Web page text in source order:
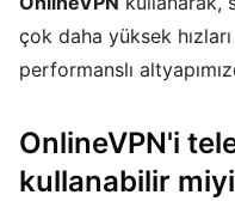
çok daha yüksek
performanslı
OnlineVPN'i
kullanabilir